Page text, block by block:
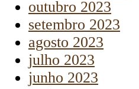
outubro 2023
setembro 2023
agosto 2023
julho 2023
junho 2023